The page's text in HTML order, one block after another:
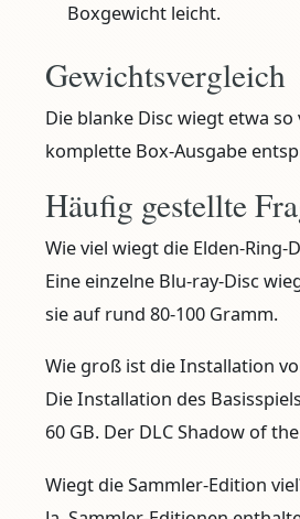
Boxgewicht leicht.
Gewichtsvergleich
Die blanke Disc wiegt etwa
komplette Box-Ausgabe
Häufig gestellte
Wie viel wiegt die Elden-Ring-
Eine einzelne Blu-ray-Disc
sie auf rund 80-100 Gramm.
Wie groß ist die Installation
Die Installation des
60 GB. Der DLC Shadow of
Wiegt die Sammler-Edition